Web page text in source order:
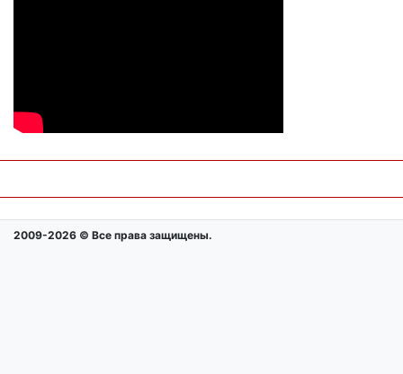
2009-2026 © Все права защищены.